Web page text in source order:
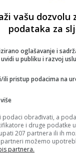
vašu
podataka za
oglašavanje i
u publiku i razvoj
ili pristup podacima na
podaci obrađivati, a
i druge podatke
207 partnera ili ih
partneri možemo
partnera.